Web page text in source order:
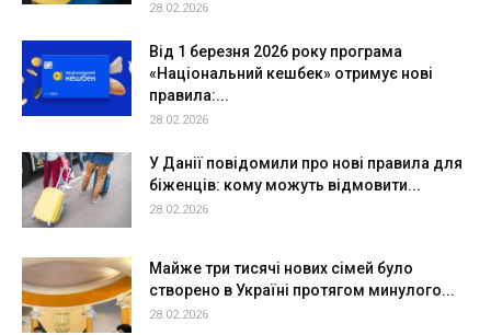
28.02.2026
Від 1 березня 2026 року програма
«Національний кешбек» отримує нові
правила:...
28.02.2026
У Данії повідомили про нові правила для
біженців: кому можуть відмовити...
28.02.2026
Майже три тисячі нових сімей було
створено в Україні протягом минулого...
28.02.2026